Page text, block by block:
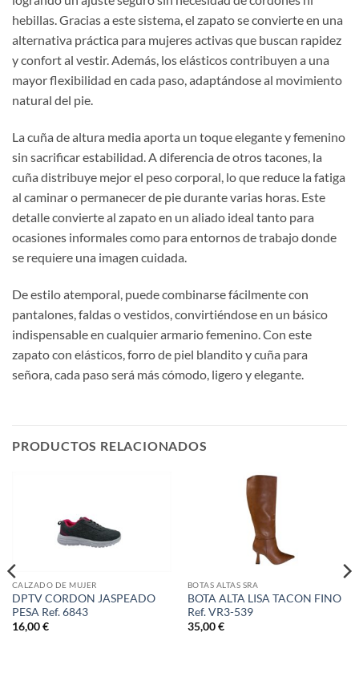
hebillas. Gracias a este sistema, el zapato se convierte en una
alternativa práctica para mujeres activas que buscan rapidez
y confort al vestir. Además, los elásticos contribuyen a una
mayor flexibilidad en cada paso, adaptándose al movimiento
natural del pie.
La cuña de altura media aporta un toque elegante y femenino
sin sacrificar estabilidad. A diferencia de otros tacones, la
cuña distribuye mejor el peso corporal, lo que reduce la fatiga
al caminar o permanecer de pie durante varias horas. Este
detalle convierte al zapato en un aliado ideal tanto para
ocasiones informales como para entornos de trabajo donde
se requiere una imagen cuidada.
De estilo atemporal, puede combinarse fácilmente con
pantalones, faldas o vestidos, convirtiéndose en un básico
indispensable en cualquier armario femenino. Con este
zapato con elásticos, forro de piel blandito y cuña para
señora, cada paso será más cómodo, ligero y elegante.
PRODUCTOS RELACIONADOS
CALZADO DE MUJER
DPTV CORDON JASPEADO
PESA Ref. 6843
16,00€
BOTAS ALTAS SRA
BOTA ALTA LISA TACON FINO
Ref. VR3-539
35,00€